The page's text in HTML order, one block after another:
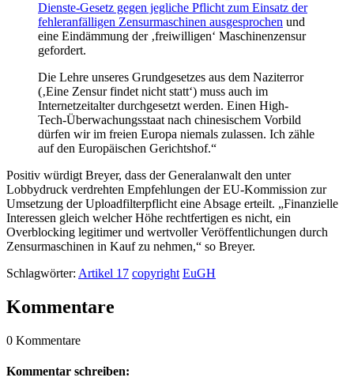
Dienste-Gesetz gegen jegliche Pflicht zum Einsatz der
fehleranfälligen Zensurmaschinen ausgesprochen und
eine Eindämmung der ‚freiwilligen‘ Maschinenzensur
gefordert.
Die Lehre unseres Grundgesetzes aus dem Naziterror
(‚Eine Zensur findet nicht statt‘) muss auch im
Internetzeitalter durchgesetzt werden. Einen High-
Tech-Überwachungsstaat nach chinesischem Vorbild
dürfen wir im freien Europa niemals zulassen. Ich zähle
auf den Europäischen Gerichtshof.“
Positiv würdigt Breyer, dass der Generalanwalt den unter
Lobbydruck verdrehten Empfehlungen der EU-Kommission zur
Umsetzung der Uploadfilterpflicht eine Absage erteilt. „Finanzielle
Interessen gleich welcher Höhe rechtfertigen es nicht, ein
Overblocking legitimer und wertvoller Veröffentlichungen durch
Zensurmaschinen in Kauf zu nehmen,“ so Breyer.
Schlagwörter: Artikel 17 copyright EuGH
Kommentare
0 Kommentare
Kommentar schreiben: